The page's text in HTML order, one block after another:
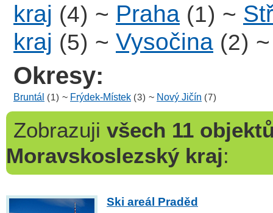
kraj (4) ~ Praha (1) ~
kraj (5) ~ Vysočina (2)
Okresy:
Bruntál (1) ~ Frýdek-Místek (3) ~ Nový Jičín (7)
Zobrazuji všech 11
Moravskoslezský kraj:
Ski areál Praděd